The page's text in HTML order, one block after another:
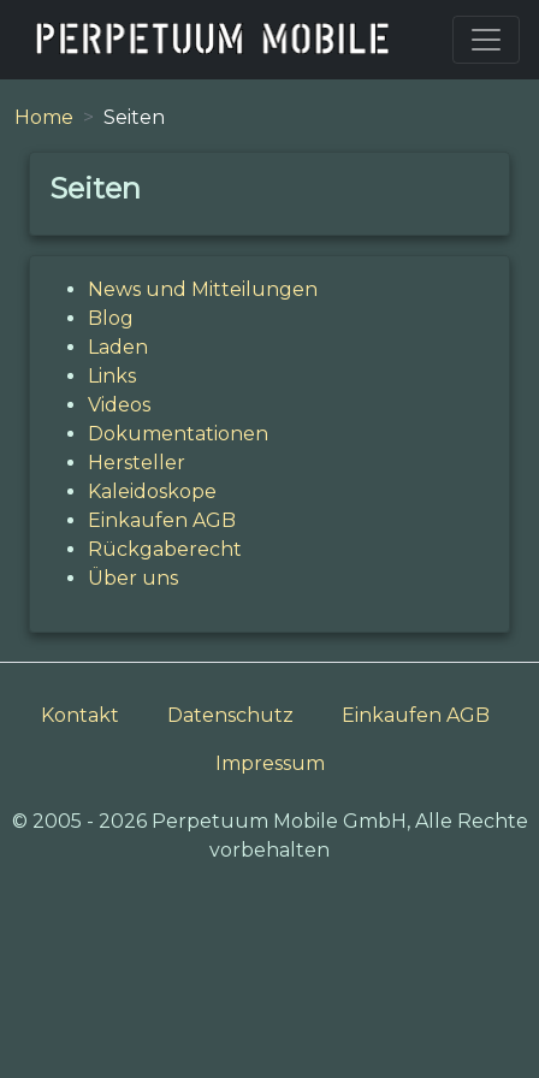
Home Seiten
Seiten
News und Mitteilungen
Blog
Laden
Links
Videos
Dokumentationen
Hersteller
Kaleidoskope
Einkaufen AGB
Rückgaberecht
Über uns
Kontakt Datenschutz Einkaufen AGB
Impressum
© 2005 - 2026 Perpetuum Mobile GmbH, Alle Rechte
vorbehalten